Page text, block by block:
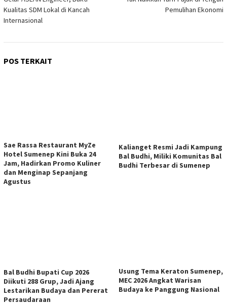
Kualitas SDM Lokal di Kancah
Internasional
Pemulihan Ekonomi
POS TERKAIT
Sae Rassa Restaurant MyZe
Hotel Sumenep Kini Buka 24
Jam, Hadirkan Promo Kuliner
dan Menginap Sepanjang
Agustus
Kalianget Resmi Jadi Kampung
Bal Budhi, Miliki Komunitas Bal
Budhi Terbesar di Sumenep
Bal Budhi Bupati Cup 2026
Diikuti 288 Grup, Jadi Ajang
Lestarikan Budaya dan Pererat
Persaudaraan
Usung Tema Keraton Sumenep,
MEC 2026 Angkat Warisan
Budaya ke Panggung Nasional